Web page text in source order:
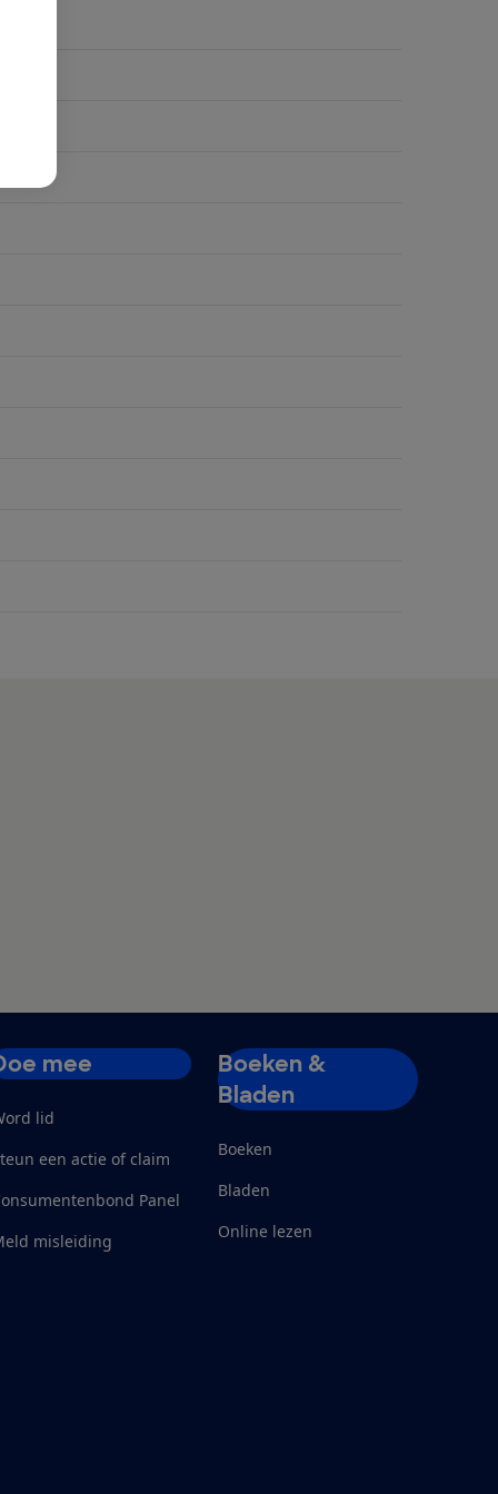
mee
lid
een actie of claim
Panel
misleiding
Boeken &
Bladen
Boeken
Bladen
Online lezen